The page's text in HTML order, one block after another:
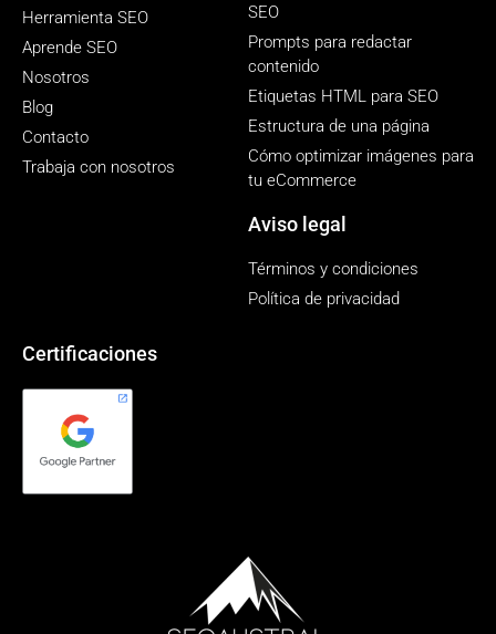
Herramienta SEO
Aprende SEO
Nosotros
Blog
Contacto
Trabaja con nosotros
SEO
Prompts para redactar
contenido
Etiquetas HTML para SEO
Estructura de una página
Cómo optimizar imágenes para
tu eCommerce
Aviso legal
Términos y condiciones
Política de privacidad
Certificaciones